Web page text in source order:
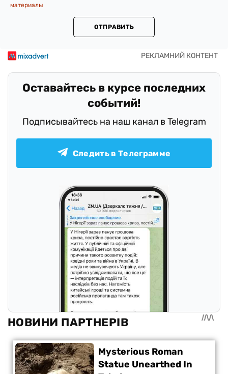
материалы
ОТПРАВИТЬ
Оставайтесь в курсе последних
событий!
Подписывайтесь на наш канал в Telegram
Следить в Телеграмме